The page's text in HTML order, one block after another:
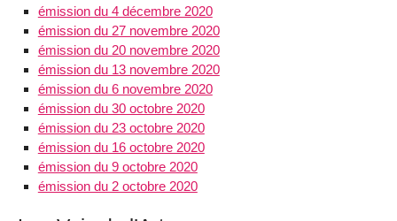
émission du 4 décembre 2020
émission du 27 novembre 2020
émission du 20 novembre 2020
émission du 13 novembre 2020
émission du 6 novembre 2020
émission du 30 octobre 2020
émission du 23 octobre 2020
émission du 16 octobre 2020
émission du 9 octobre 2020
émission du 2 octobre 2020